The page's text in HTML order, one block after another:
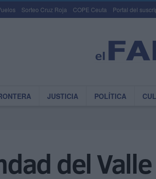
Sorteo Cruz Roja COPE Ceuta Portal del
JUSTICIA POLÍTICA
del